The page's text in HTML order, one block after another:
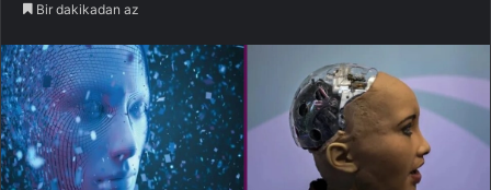
Bir dakikadan az